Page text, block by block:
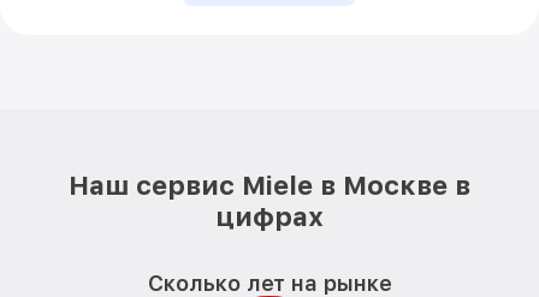
Наш сервис Miele в Москве в
цифрах
Сколько лет на рынке